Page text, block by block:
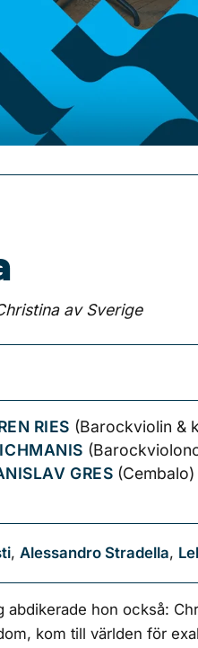
av Sverige
RIES (Barockviolin &
GRES
, Alessandro Stradella,
hon också:
kom till världen för